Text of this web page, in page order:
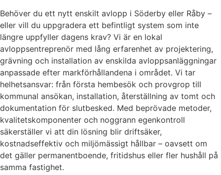
Behöver du ett nytt enskilt avlopp i Söderby eller Råby –
eller vill du uppgradera ett befintligt system som inte
längre uppfyller dagens krav? Vi är en lokal
avloppsentreprenör med lång erfarenhet av projektering,
grävning och installation av enskilda avloppsanläggningar
anpassade efter markförhållandena i området. Vi tar
helhetsansvar: från första hembesök och provgrop till
kommunal ansökan, installation, återställning av tomt och
dokumentation för slutbesked. Med beprövade metoder,
kvalitetskomponenter och noggrann egenkontroll
säkerställer vi att din lösning blir driftsäker,
kostnadseffektiv och miljömässigt hållbar – oavsett om
det gäller permanentboende, fritidshus eller fler hushåll på
samma fastighet.